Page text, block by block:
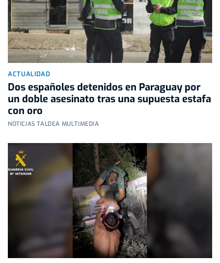
ACTUALIDAD
Dos españoles detenidos en Paraguay por
un doble asesinato tras una supuesta estafa
con oro
NOTICIAS TALDEA MULTIMEDIA